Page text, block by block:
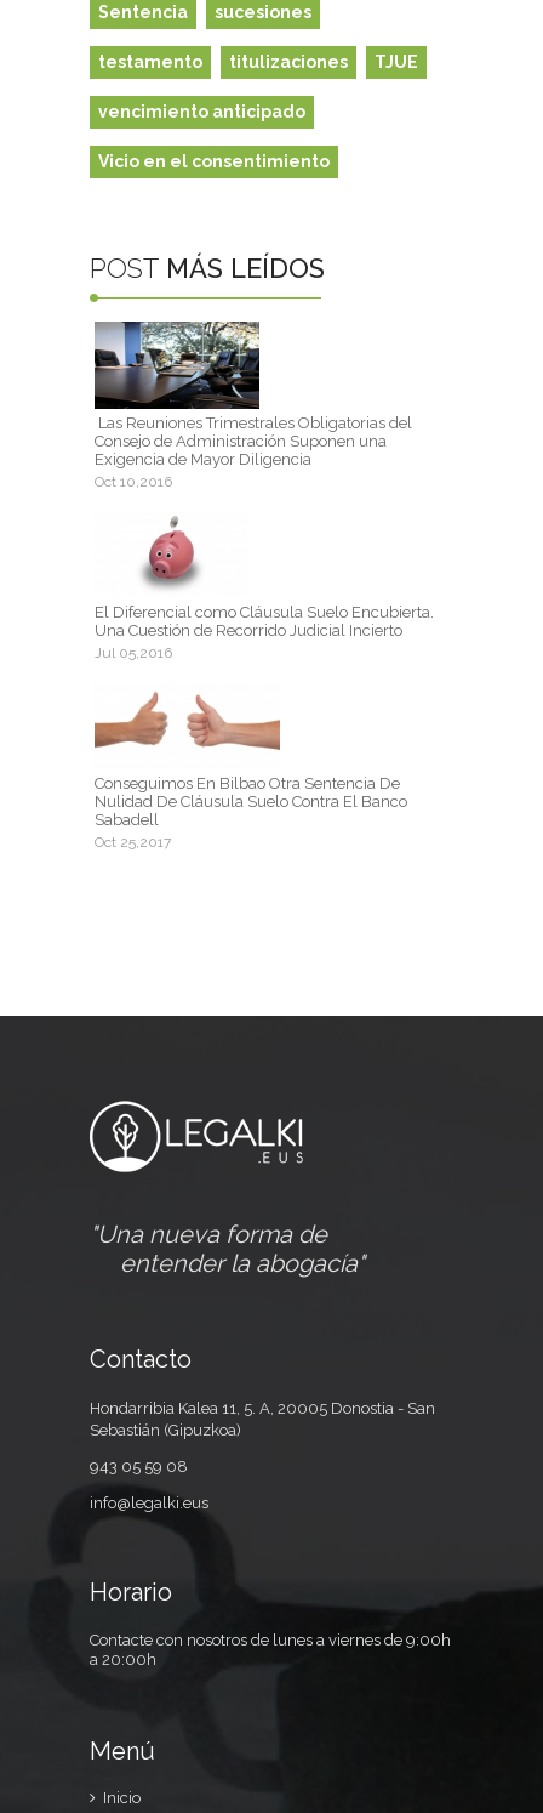
Sentencia sucesiones
testamento titulizaciones TJUE
vencimiento anticipado
Vicio en el consentimiento
POST MÁS LEÍDOS
Las Reuniones Trimestrales Obligatorias del
Consejo de Administración Suponen una
Exigencia de Mayor Diligencia
Oct 10,2016
El Diferencial como Cláusula Suelo Encubierta.
Una Cuestión de Recorrido Judicial Incierto
Jul 05,2016
Conseguimos En Bilbao Otra Sentencia De
Nulidad De Cláusula Suelo Contra El Banco
Sabadell
Oct 25,2017
"Una nueva forma de
entender la abogacía"
Contacto
Hondarribia Kalea 11, 5. A, 20005 Donostia - San
Sebastián (Gipuzkoa)
943 05 59 08
info@legalki.eus
Horario
Contacte con nosotros de lunes a viernes de 9:00h
a 20:00h
Menú
Inicio